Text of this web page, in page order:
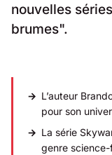
nouvelles
brumes".
L’auteur
pour son
La série
genre